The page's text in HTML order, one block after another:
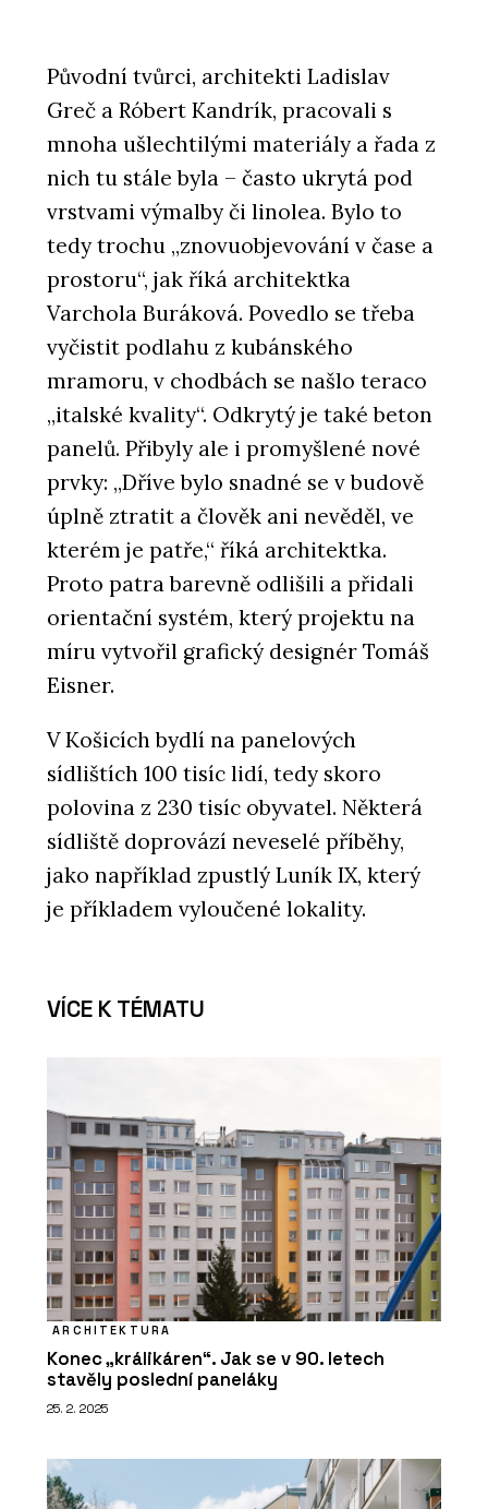
Původní tvůrci, architekti Ladislav
Greč a Róbert Kandrík, pracovali s
mnoha ušlechtilými materiály a řada z
nich tu stále byla – často ukrytá pod
vrstvami výmalby či linolea. Bylo to
tedy trochu „znovuobjevování v čase a
prostoru“, jak říká architektka
Varchola Buráková. Povedlo se třeba
vyčistit podlahu z kubánského
mramoru, v chodbách se našlo teraco
„italské kvality“. Odkrytý je také beton
panelů. Přibyly ale i promyšlené nové
prvky: „Dříve bylo snadné se v budově
úplně ztratit a člověk ani nevěděl, ve
kterém je patře,“ říká architektka.
Proto patra barevně odlišili a přidali
orientační systém, který projektu na
míru vytvořil grafický designér Tomáš
Eisner.
V Košicích bydlí na panelových
sídlištích 100 tisíc lidí, tedy skoro
polovina z 230 tisíc obyvatel. Některá
sídliště doprovází neveselé příběhy,
jako například zpustlý Luník IX, který
je příkladem vyloučené lokality.
VÍCE K TÉMATU
ARCHITEKTURA
Konec „králikáren“. Jak se v 90. letech
stavěly poslední paneláky
25. 2. 2025